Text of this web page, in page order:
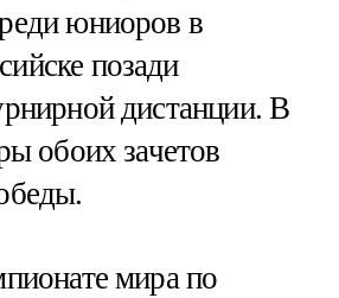
юниоров в
позади
дистанции. В
обоих зачетов
мира по